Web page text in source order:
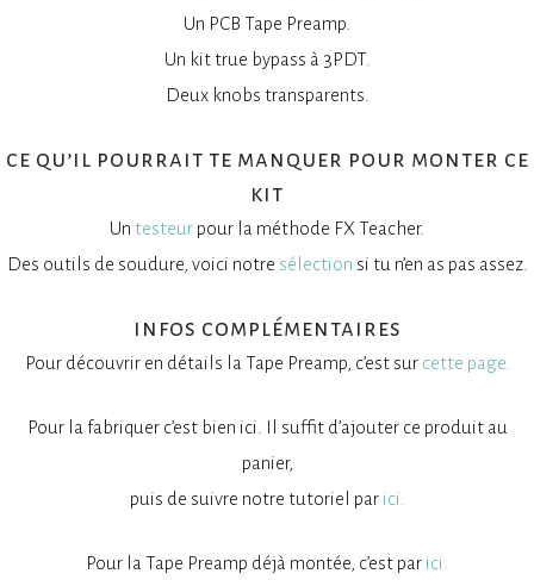
Un PCB Tape Preamp.
Un kit true bypass à 3PDT.
Deux knobs transparents.
ce qu’il pourrait te manquer pour monter ce
kit
Un testeur pour la méthode FX Teacher.
Des outils de soudure, voici notre sélection si tu n’en as pas assez.
infos complémentaires
Pour découvrir en détails la Tape Preamp, c’est sur cette page.
Pour la fabriquer c’est bien ici. Il suffit d’ajouter ce produit au
panier,
puis de suivre notre tutoriel par ici.
Pour la Tape Preamp déjà montée, c’est par ici.